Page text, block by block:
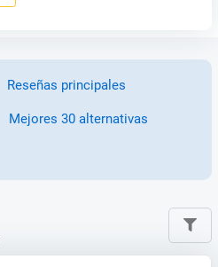
Reseñas principales
Mejores 30 alternativas